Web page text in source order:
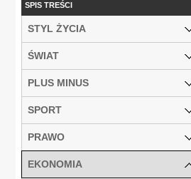
SPIS TREŚCI
STYL ŻYCIA
ŚWIAT
PLUS MINUS
SPORT
PRAWO
EKONOMIA